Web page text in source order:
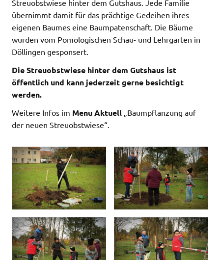
Streuobstwiese hinter dem Gutshaus. Jede Familie
übernimmt damit für das prächtige Gedeihen ihres
eigenen Baumes eine Baumpatenschaft. Die Bäume
wurden vom Pomologischen Schau- und Lehrgarten in
Döllingen gesponsert.
Die Streuobstwiese hinter dem Gutshaus ist
öffentlich und kann jederzeit gerne besichtigt
werden.
Weitere Infos im Menu Aktuell „Baumpflanzung auf
der neuen Streuobstwiese“.